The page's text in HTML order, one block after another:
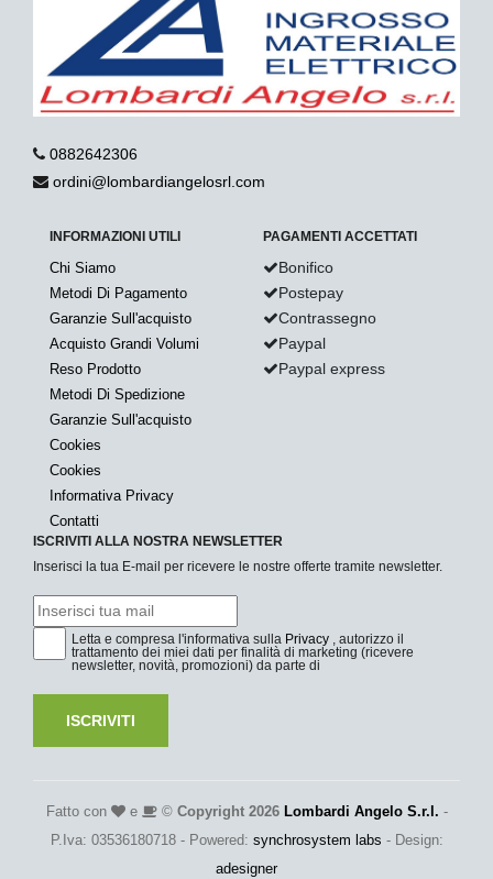
0882642306
ordini@lombardiangelosrl.com
INFORMAZIONI UTILI
Chi Siamo
Metodi Di Pagamento
Garanzie Sull'acquisto
Acquisto Grandi Volumi
Reso Prodotto
Metodi Di Spedizione
Garanzie Sull'acquisto
Cookies
Cookies
Informativa Privacy
Contatti
PAGAMENTI ACCETTATI
Bonifico
Postepay
Contrassegno
Paypal
Paypal express
ISCRIVITI ALLA NOSTRA NEWSLETTER
Inserisci la tua E-mail per ricevere le nostre offerte tramite newsletter.
Letta e compresa l'informativa sulla Privacy , autorizzo il
trattamento dei miei dati per finalità di marketing (ricevere
newsletter, novità, promozioni) da parte di
ISCRIVITI
Fatto con e © Copyright 2026 Lombardi Angelo S.r.l. -
P.Iva: 03536180718 - Powered: synchrosystem labs - Design:
adesigner